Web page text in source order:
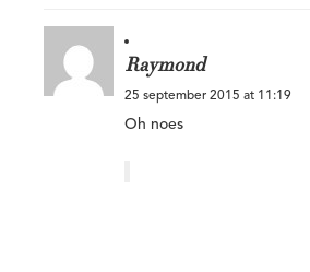
Raymond
25 september 2015 at 11:19
Oh noes